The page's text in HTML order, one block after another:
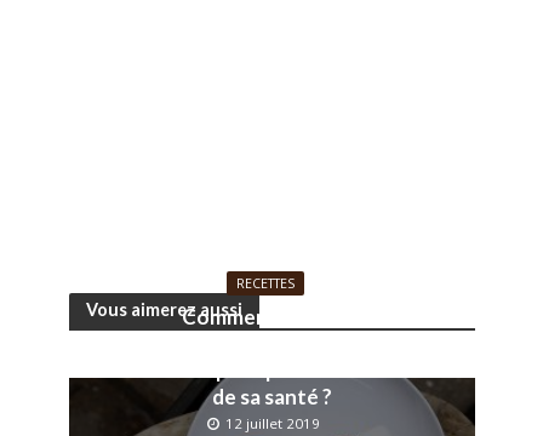
Vous aimerez aussi
RECETTES
Comment faire ses
de sa santé ?
12 juillet 2019